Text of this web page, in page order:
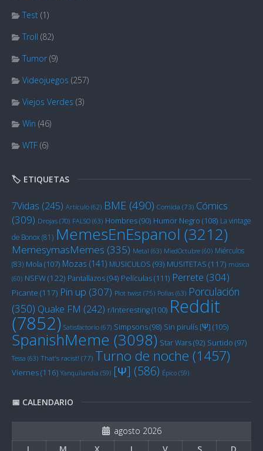
Test (1)
Troll (82)
Tumor (9)
Videojuegos (257)
Viejos Verdes (3)
Win (46)
WTF (6)
🏷️ ETIQUETAS
7Vidas (245) Artículo (62) BME (490) Comida (73) Cómics
(309) Drojas (70) FALSO (63) Hombres(90) Humor Negro (108) La vintage
de Bonox(81) MemesEnEspanol (3212)
MemesymasMemes (335) Metal (63) MiedOctubre (60) Miérculos
(83) Mola (107) Mozas (141) MUSICULOS (93) MUSITETAS (117) música
(60) NSFW(122) Pantallazos(94) Películas(111) Perrete (304)
Picante (117) Pin up (307) Plot twist (75) Pollas (63) Porculación
(350) Quake FM (242) r/Interesting(100) Reddit
(7852) Satisfactorio (67) Simpsons(98) Sin pirulís [Ψ] (105)
SpanishMeme (3098) Star Wars(92) Surtido (97)
Tessa (63) That's racist! (77) Turno de noche (1457)
Viernes(116) Yanquilandia (59) [Ψ] (586) Épico (59)
📅 CALENDARIO
agosto 2026
L
M X J V S D